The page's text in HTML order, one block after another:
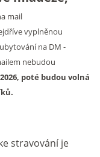
mail
vyplněnou
na DM -
nebudou
poté budou volná
stravování je